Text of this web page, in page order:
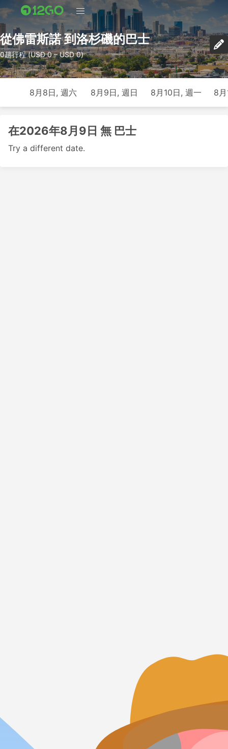
從佛雷斯諾 到洛杉磯的巴士
0趟行程 (USD 0 – USD 0)
8月8日, 週六 8月9日, 週日 8月10日, 週一 8
在2026年8月9日 無 巴士
Try a different date.